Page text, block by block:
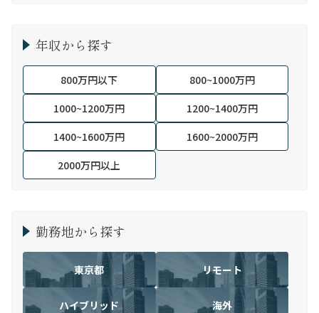
年収から探す
800万円以下
800~1000万円
1000~1200万円
1200~1400万円
1400~1600万円
1600~2000万円
2000万円以上
勤務地から探す
東京都 リモート
ハイブリッド 海外